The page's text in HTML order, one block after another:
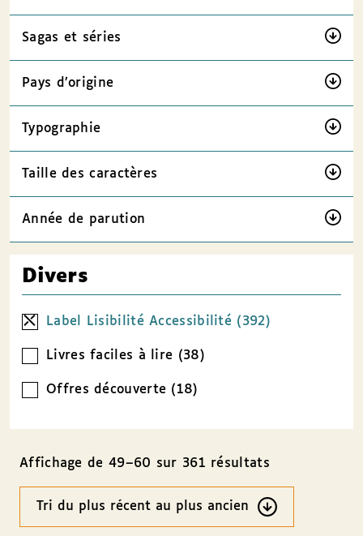
Sagas et séries
Pays d’origine
Typographie
Taille des caractères
Année de parution
Divers
Label Lisibilité Accessibilité (392)
Livres faciles à lire (38)
Offres découverte (18)
Affichage de 49–60 sur 361 résultats
Ordre